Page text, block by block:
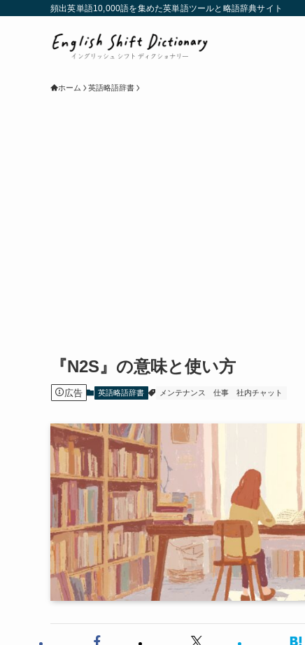
頻出英単語10,000語を集めた英単語ツールと略語辞典サイト
ホーム 英語略語辞書
『N2S』の意味と使い方
広告 英語略語辞書 メンテナンス 仕事 社内チャット